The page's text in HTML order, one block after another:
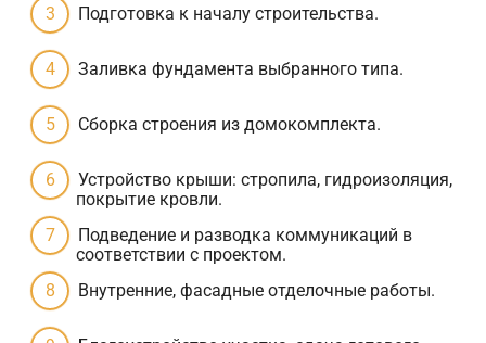
Подготовка к началу строительства.
Заливка фундамента выбранного типа.
Сборка строения из домокомплекта.
Устройство крыши: стропила, гидроизоляция,
покрытие кровли.
Подведение и разводка коммуникаций в
соответствии с проектом.
Внутренние, фасадные отделочные работы.